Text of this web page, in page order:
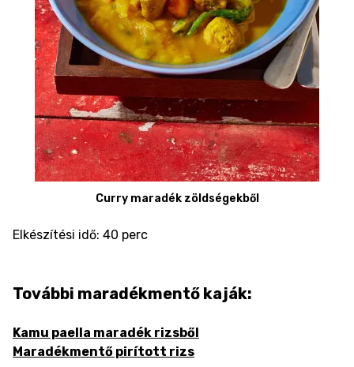
Curry maradék zöldségekből
Elkészítési idő: 40 perc
További maradékmentő kaják:
Kamu paella maradék rizsből
Maradékmentő pirított rizs